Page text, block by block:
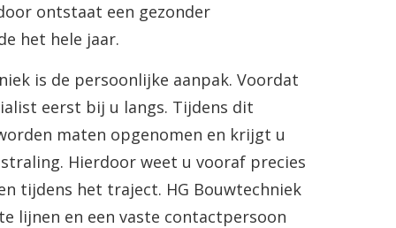
ontstaat een gezonder
het hele jaar.
is de persoonlijke aanpak. Voordat
eerst bij u langs. Tijdens dit
maten opgenomen en krijgt u
Hierdoor weet u vooraf precies
tijdens het traject. HG Bouwtechniek
lijnen en een vaste contactpersoon